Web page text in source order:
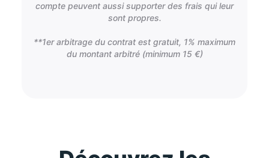
compte peuvent aussi supporter des frais qui leur
sont propres.
**1er arbitrage du contrat est gratuit, 1% maximum
du montant arbitré (minimum 15 €)